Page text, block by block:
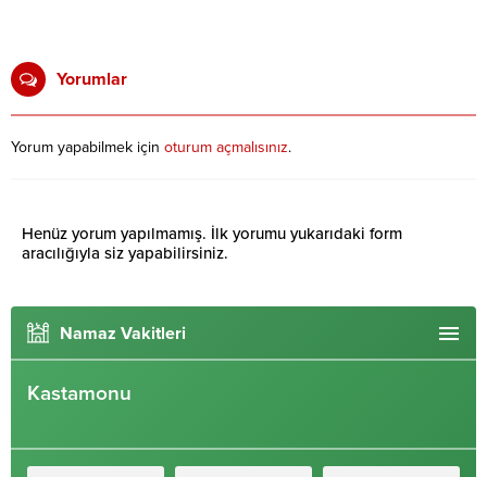
Yorumlar
Yorum yapabilmek için oturum açmalısınız.
Henüz yorum yapılmamış. İlk yorumu yukarıdaki form
aracılığıyla siz yapabilirsiniz.
Namaz Vakitleri
Kastamonu